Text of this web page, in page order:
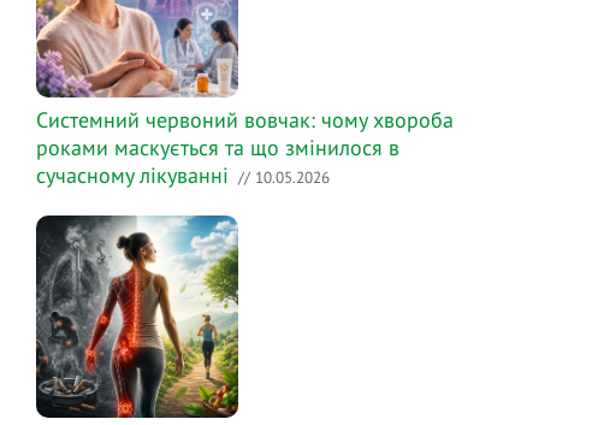
Системний червоний вовчак: чому хвороба
роками маскується та що змінилося в
сучасному лікуванні // 10.05.2026